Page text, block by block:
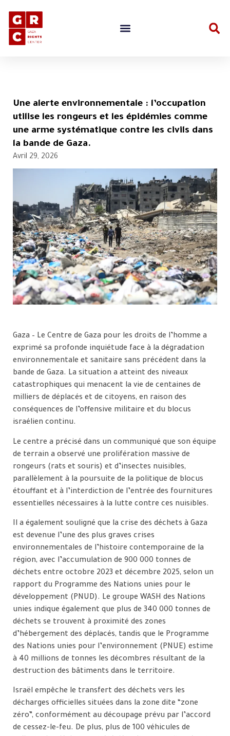
Une alerte environnementale : l’occupation
utilise les rongeurs et les épidémies comme
une arme systématique contre les civils dans
la bande de Gaza.
Avril 29, 2026
Gaza – Le Centre de Gaza pour les droits de l’homme a
exprimé sa profonde inquiétude face à la dégradation
environnementale et sanitaire sans précédent dans la
bande de Gaza. La situation a atteint des niveaux
catastrophiques qui menacent la vie de centaines de
milliers de déplacés et de citoyens, en raison des
conséquences de l’offensive militaire et du blocus
israélien continu.
Le centre a précisé dans un communiqué que son équipe
de terrain a observé une prolifération massive de
rongeurs (rats et souris) et d’insectes nuisibles,
parallèlement à la poursuite de la politique de blocus
étouffant et à l’interdiction de l’entrée des fournitures
essentielles nécessaires à la lutte contre ces nuisibles.
Il a également souligné que la crise des déchets à Gaza
est devenue l’une des plus graves crises
environnementales de l’histoire contemporaine de la
région, avec l’accumulation de 900 000 tonnes de
déchets entre octobre 2023 et décembre 2025, selon un
rapport du Programme des Nations unies pour le
développement (PNUD). Le groupe WASH des Nations
unies indique également que plus de 340 000 tonnes de
déchets se trouvent à proximité des zones
d’hébergement des déplacés, tandis que le Programme
des Nations unies pour l’environnement (PNUE) estime
à 40 millions de tonnes les décombres résultant de la
destruction des bâtiments dans le territoire.
Israël empêche le transfert des déchets vers les
décharges officielles situées dans la zone dite “zone
zéro”, conformément au découpage prévu par l’accord
de cessez-le-feu. De plus, plus de 100 véhicules de